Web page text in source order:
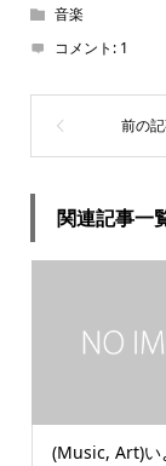
音楽
コメント: 1
関連記事一
(Music, Art)い